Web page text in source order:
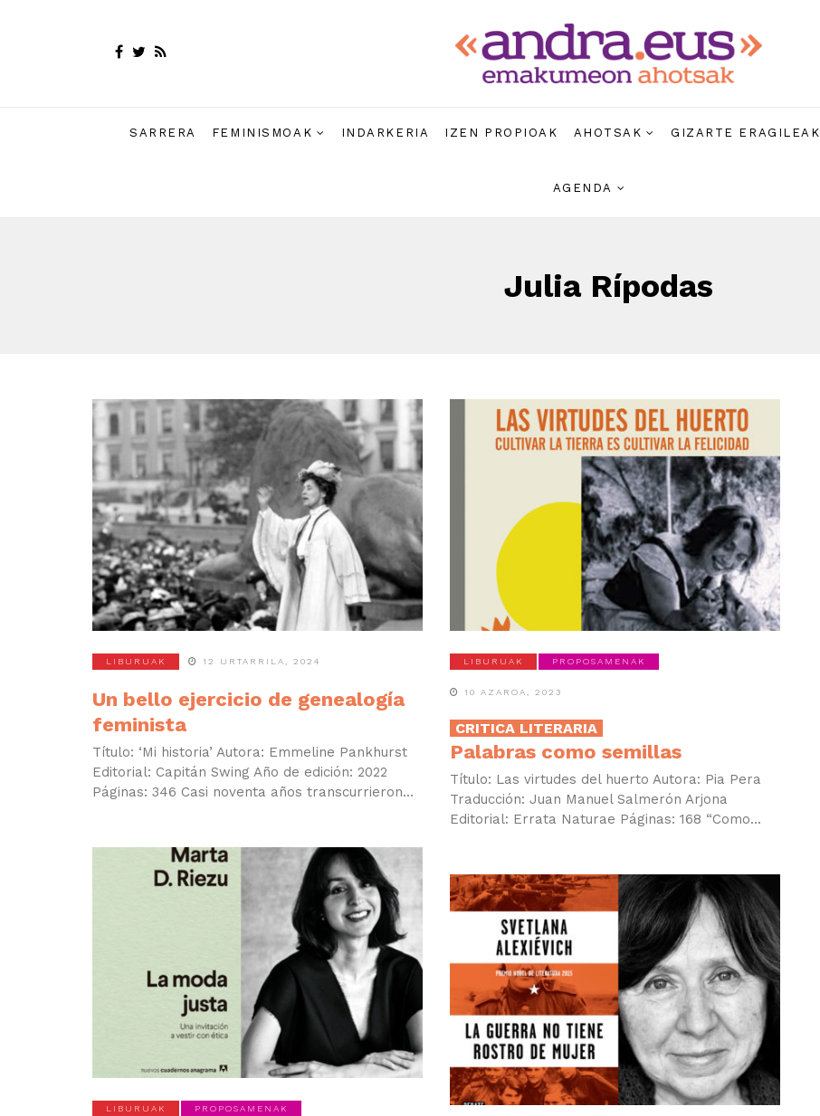
SARRERA FEMINISMOAK INDARKERIA IZEN PROPIOAK AHOTSAK GIZARTE ERAGILEAK
AGENDA
Julia Rípodas
LIBURUAK 12 URTARRILA, 2024
Un bello ejercicio de genealogía
feminista
Título: ‘Mi historia’ Autora: Emmeline Pankhurst
Editorial: Capitán Swing Año de edición: 2022
Páginas: 346 Casi noventa años transcurrieron...
LIBURUAK PROPOSAMENAK
10 AZAROA, 2023
CRITICA LITERARIA
Palabras como semillas
Título: Las virtudes del huerto Autora: Pia Pera
Traducción: Juan Manuel Salmerón Arjona
Editorial: Errata Naturae Páginas: 168 “Como...
LIBURUAK PROPOSAMENAK